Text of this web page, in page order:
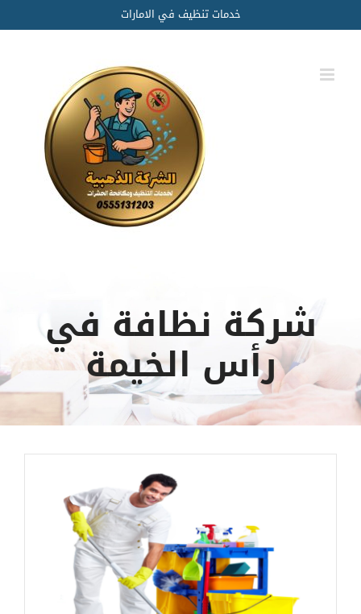
to
content
خدمات تنظيف في الامارات
شركة نظافة في
رأس الخيمة